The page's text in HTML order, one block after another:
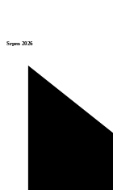
Srpen 2026